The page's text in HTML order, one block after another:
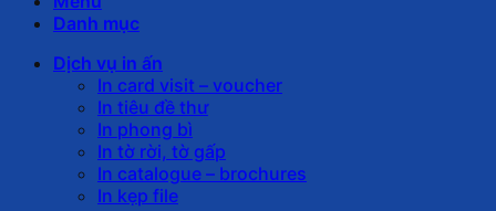
Danh mục
Dịch vụ in ấn
In card visit – voucher
In tiêu đề thư
In phong bì
In tờ rời, tờ gấp
In catalogue – brochures
In kẹp file